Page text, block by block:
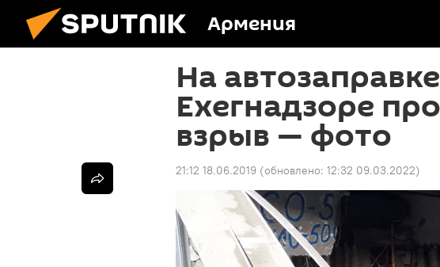
Армения
На
Ехегнадзоре
взрыв — фото
21:12 18.06.2019 (обновлено: 12:32 09.03.2022)